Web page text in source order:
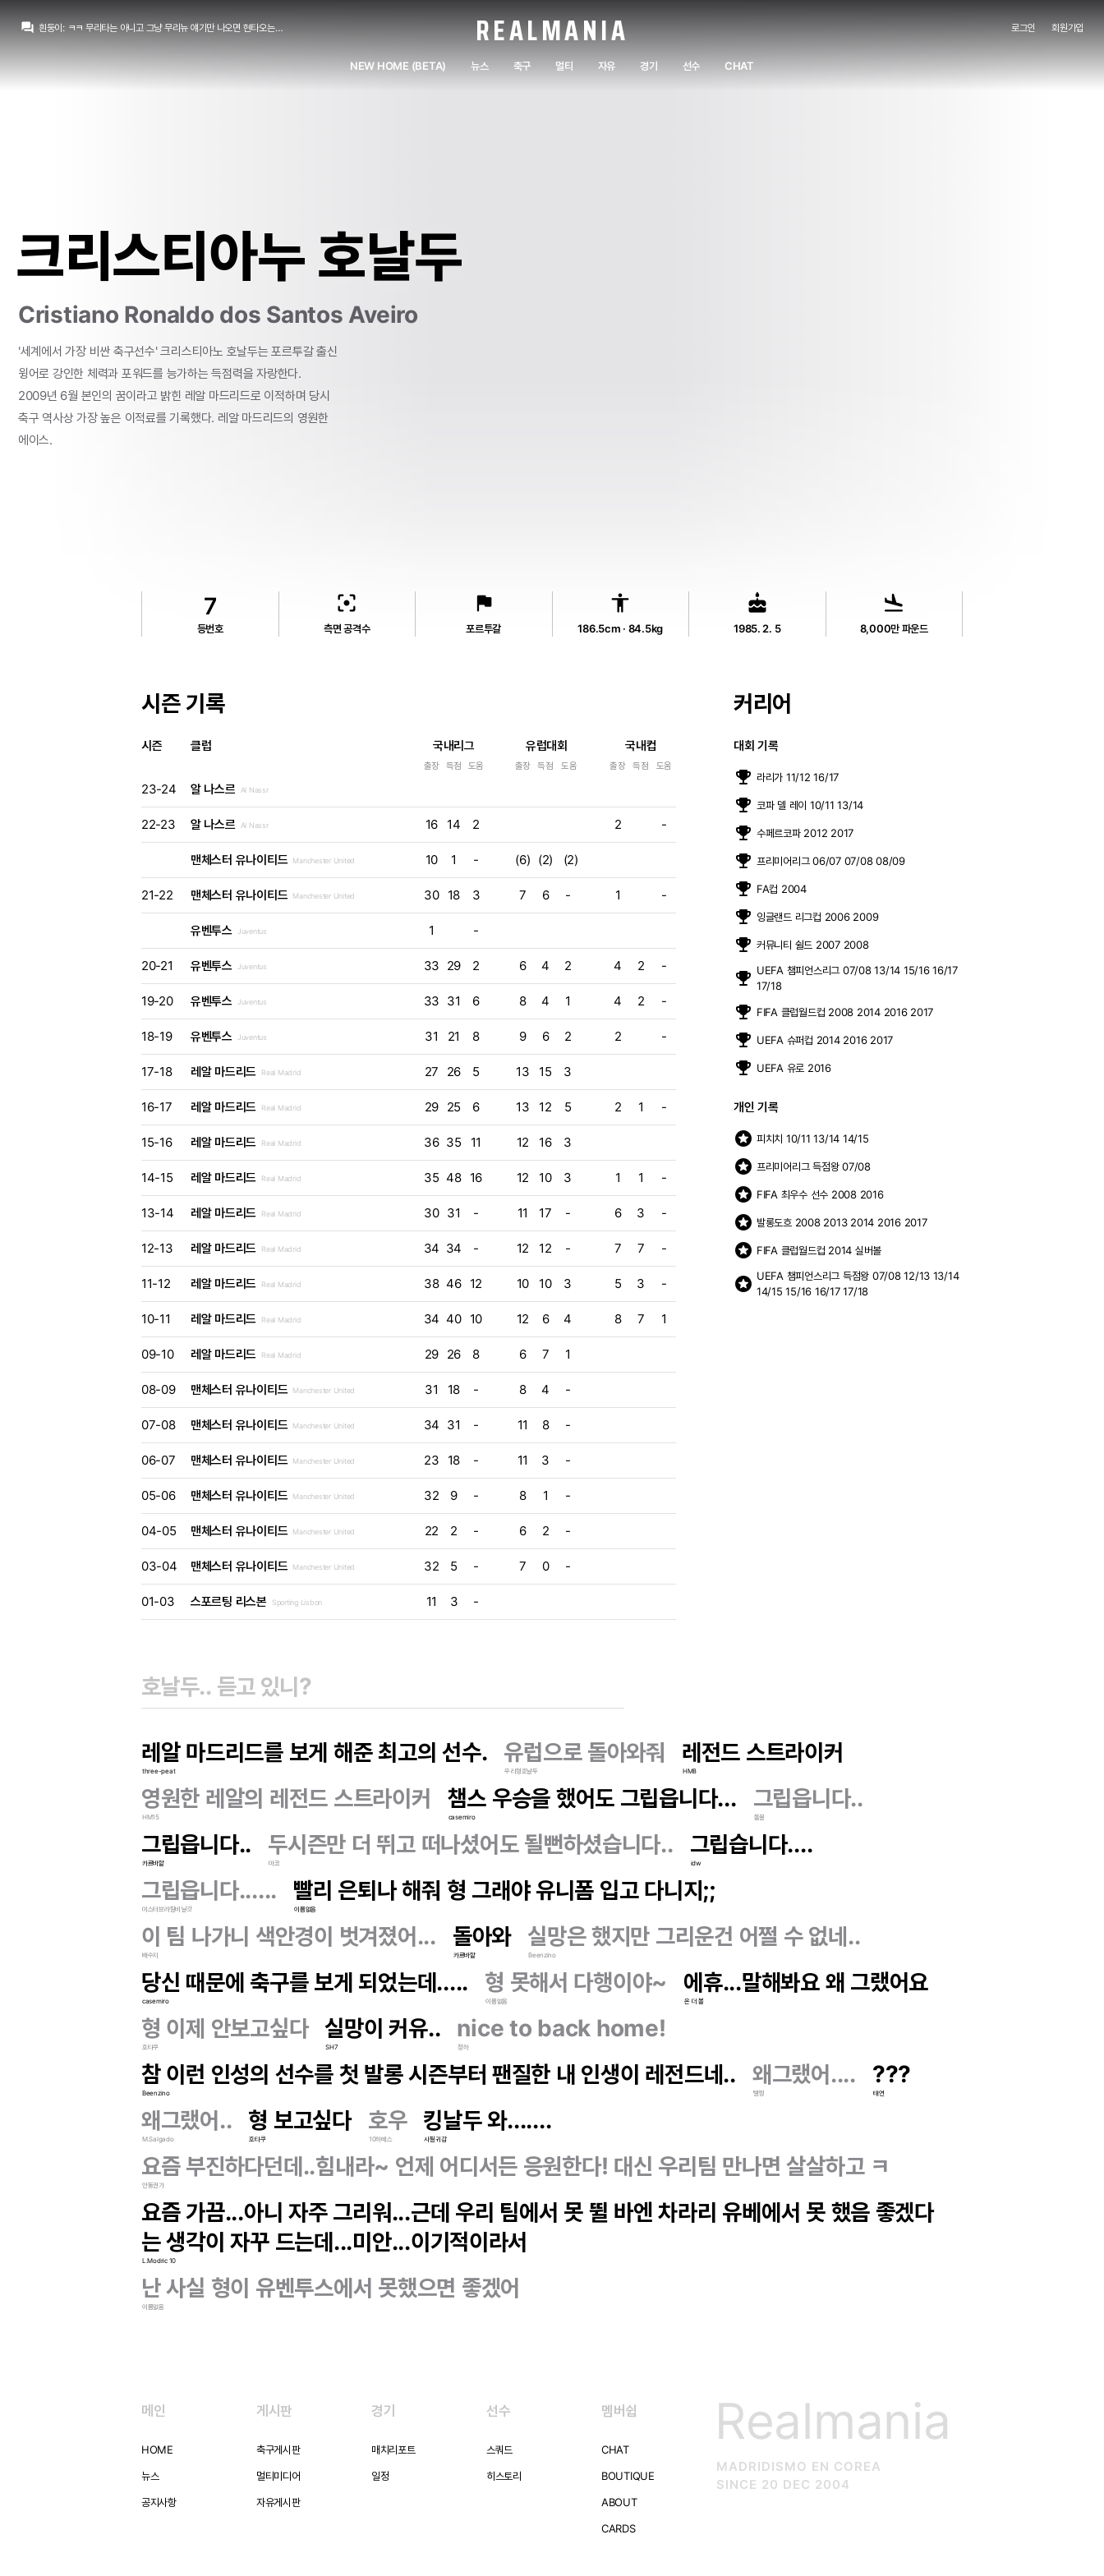
question_answer 흰둥이: ㅋㅋ 무리타는 아니고 그냥 무리뉴 얘기만 나오면 현타오는 사람임
REALMANIA
NEW HOME (BETA) 뉴스 축구 멀티 자유 경기 선수 CHAT
로그인 회원가입
크리스티아누 호날두
Cristiano Ronaldo dos Santos Aveiro
'세계에서 가장 비싼 축구선수'크리스티아노 호날두는 포르투갈출신
윙어로 강인한 체력과 포워드를 능가하는 득점력을 자랑한다.
2009년 6월 본인의 꿈이라고 밝힌 레알 마드리드로 이적하며 당시
축구 역사상 가장높은 이적료를 기록했다. 레알 마드리드의 영원한
에이스.
7
등번호
filter_center_focus
측면 공격수
flag
포르투갈
accessibility
186.5cm · 84.5kg
cake
1985. 2. 5
flight_land
8,000만 파운드
시즌 기록
시즌 클럽 국내리그 유럽대회 국내컵
출장 득점 도움 출장 득점 도움 출장 득점 도움
23-24 알 나스르 Al Nassr
22-23 알 나스르 Al Nassr 16 14 2 2 -
맨체스터 유나이티드 Manchester United 10 1 - (6) (2) (2)
21-22 맨체스터 유나이티드 Manchester United 30 18 3 7 6 - 1 -
유벤투스 Juventus 1 -
20-21 유벤투스 Juventus 33 29 2 6 4 2 4 2 -
19-20 유벤투스 Juventus 33 31 6 8 4 1 4 2 -
18-19 유벤투스 Juventus 31 21 8 9 6 2 2 -
17-18 레알 마드리드 Real Madrid 27 26 5 13 15 3
16-17 레알 마드리드 Real Madrid 29 25 6 13 12 5 2 1 -
15-16 레알 마드리드 Real Madrid 36 35 11 12 16 3
14-15 레알 마드리드 Real Madrid 35 48 16 12 10 3 1 1 -
13-14 레알 마드리드 Real Madrid 30 31 - 11 17 - 6 3 -
12-13 레알 마드리드 Real Madrid 34 34 - 12 12 - 7 7 -
11-12 레알 마드리드 Real Madrid 38 46 12 10 10 3 5 3 -
10-11 레알 마드리드 Real Madrid 34 40 10 12 6 4 8 7 1
09-10 레알 마드리드 Real Madrid 29 26 8 6 7 1
08-09 맨체스터 유나이티드 Manchester United 31 18 - 8 4 -
07-08 맨체스터 유나이티드 Manchester United 34 31 - 11 8 -
06-07 맨체스터 유나이티드 Manchester United 23 18 - 11 3 -
05-06 맨체스터 유나이티드 Manchester United 32 9 - 8 1 -
04-05 맨체스터 유나이티드 Manchester United 22 2 - 6 2 -
03-04 맨체스터 유나이티드 Manchester United 32 5 - 7 0 -
01-03 스포르팅 리스본 Sporting Lisbon 11 3 -
커리어
대회 기록
emoji_events 라리가 11/12 16/17
emoji_events 코파 델 레이 10/11 13/14
emoji_events 수페르코파 2012 2017
emoji_events 프리미어리그 06/07 07/08 08/09
emoji_events FA컵 2004
emoji_events 잉글랜드 리그컵 2006 2009
emoji_events 커뮤니티 쉴드 2007 2008
emoji_events UEFA 챔피언스리그 07/08 13/14 15/16 16/17
17/18
emoji_events FIFA 클럽월드컵 2008 2014 2016 2017
emoji_events UEFA 슈퍼컵 2014 2016 2017
emoji_events UEFA 유로 2016
개인 기록
stars 피치치 10/11 13/14 14/15
stars 프리미어리그 득점왕 07/08
stars FIFA 최우수 선수 2008 2016
stars 발롱도흐 2008 2013 2014 2016 2017
stars FIFA 클럽월드컵 2014 실버볼
stars UEFA 챔피언스리그 득점왕 07/08 12/13 13/14
14/15 15/16 16/17 17/18
레알 마드리드를 보게 해준 최고의 선수.
three-peat
유럽으로 돌아와줘
우리형호날두
레전드 스트라이커
HM8
영원한 레알의 레전드 스트라이커
HM15
챔스 우승을 했어도 그립읍니다...
casemiro
그립읍니다..
돌꿀
그립읍니다..
카르바할
두시즌만 더 뛰고 떠나셨어도 될뻔하셨습니다..
마코
그립습니다....
idw
그립읍니다......
미스터브라질비닐갓
빨리 은퇴나 해줘 형 그래야 유니폼 입고 다니지;;
이름없음
이 팀 나가니 색안경이 벗겨졌어...
배수지
돌아와
카르바할
실망은 했지만 그리운건 어쩔 수 없네..
Beenzino
당신 때문에 축구를 보게 되었는데.....
casemiro
형 못해서 다행이야~
이름없음
에휴...말해봐요 왜 그랬어요
온 더 볼
형 이제 안보고싶다
호타쿠
실망이 커유..
SH7
nice to back home!
청하
참 이런 인성의 선수를 첫 발롱 시즌부터 팬질한 내 인생이 레전드네..
Beenzino
왜그랬어....
탤찡
???
태연
왜그랬어..
M.Salgado
형 보고싶다
호타쿠
호우
10하메스
킹날두 와.......
사필귀감
요즘 부진하다던데..힘내라~ 언제 어디서든 응원한다! 대신 우리팀 만나면 살살하고 ㅋ
안동권가
요즘 가끔...아니 자주 그리워...근데 우리 팀에서 못 뛸 바엔 차라리 유베에서 못 했음 좋겠다
는 생각이 자꾸 드는데...미안...이기적이라서
L.Modric 10
난 사실 형이 유벤투스에서 못했으면 좋겠어
이름없음
메인
HOME
뉴스
공지사항
게시판
축구게시판
멀티미디어
자유게시판
경기
매치리포트
일정
선수
스쿼드
히스토리
멤버쉽
CHAT
BOUTIQUE
ABOUT
CARDS
Realmania
MADRIDISMO EN COREA
SINCE 20 DEC 2004